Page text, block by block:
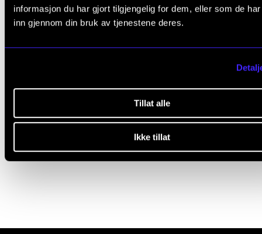
informasjon du har gjort tilgjengelig for dem, eller som de
inn gjennom din bruk av tjenestene deres.
Tillat alle
Ikke tillat
MUSIKKPEDAGOGIKK KUNSTNERISK UTVIKLINGSARBEID MUSIKK
MishMash – Senter for KI og kreativitet
CERM, CREMAH, NordART